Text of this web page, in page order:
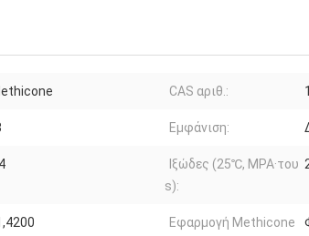
CAS αριθ.:
Εμφάνιση:
Ιξώδες (25℃, MPA·του
s):
Εφαρμογή Methicone